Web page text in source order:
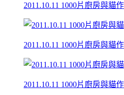
2011.10.11 1000片廚房與貓
2011.10.11 1000片廚房與貓
2011.10.11 1000片廚房與貓